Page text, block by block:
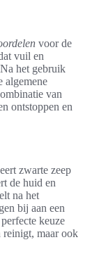
voor de
vuil en
het gebruik
algemene
van
ontstoppen en
zwarte zeep
de huid en
na het
bij aan een
keuze
reinigt, maar ook